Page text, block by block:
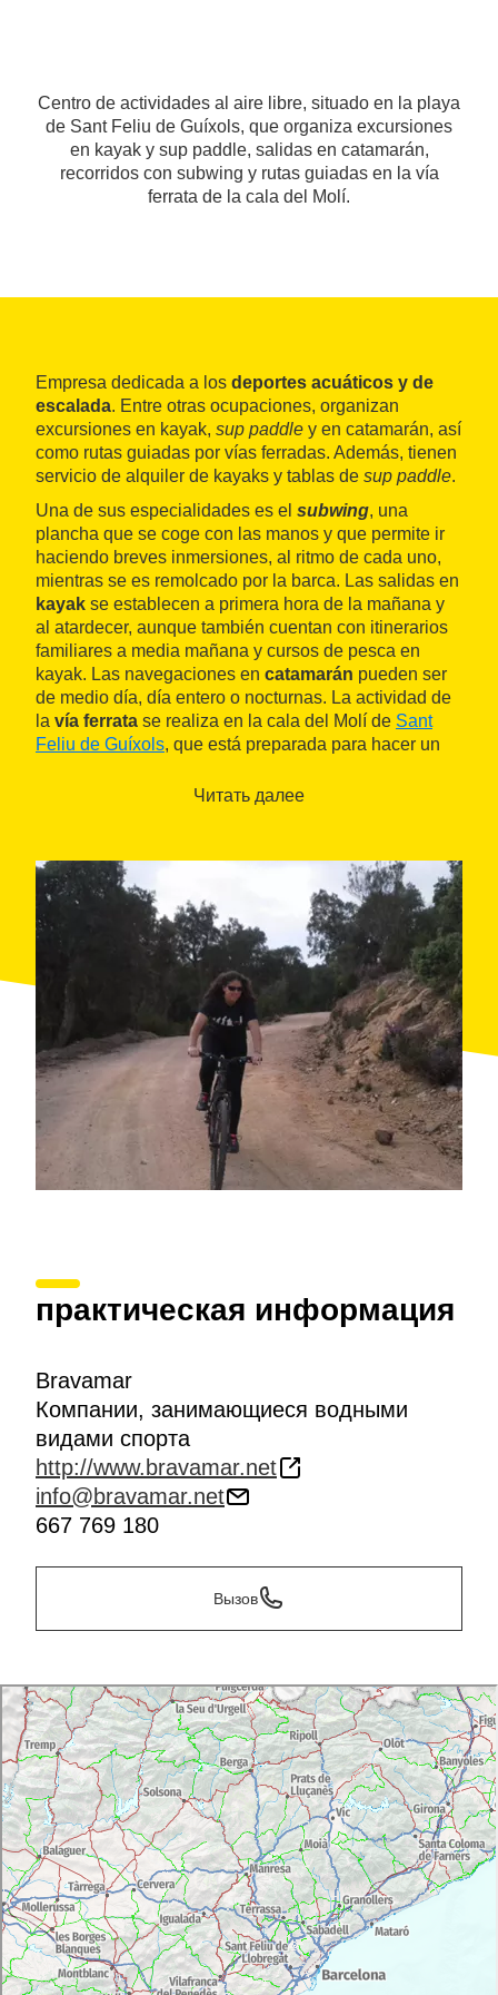
Centro de actividades al aire libre, situado en la playa
de Sant Feliu de Guíxols, que organiza excursiones
en kayak y sup paddle, salidas en catamarán,
recorridos con subwing y rutas guiadas en la vía
ferrata de la cala del Molí.
Empresa dedicada a los deportes acuáticos y de
escalada. Entre otras ocupaciones, organizan
excursiones en kayak, sup paddle y en catamarán, así
como rutas guiadas por vías ferradas. Además, tienen
servicio de alquiler de kayaks y tablas de sup paddle.
Una de sus especialidades es el subwing, una
plancha que se coge con las manos y que permite ir
haciendo breves inmersiones, al ritmo de cada uno,
mientras se es remolcado por la barca. Las salidas en
kayak se establecen a primera hora de la mañana y
al atardecer, aunque también cuentan con itinerarios
familiares a media mañana y cursos de pesca en
kayak. Las navegaciones en catamarán pueden ser
de medio día, día entero o nocturnas. La actividad de
la vía ferrata se realiza en la cala del Molí de Sant
Feliu de Guíxols, que está preparada para hacer un
cruzando puentes tibetanos.
Читать далее
практическая информация
Bravamar
Компании, занимающиеся водными
видами спорта
http://www.bravamar.net
info@bravamar.net
667 769 180
Вызов